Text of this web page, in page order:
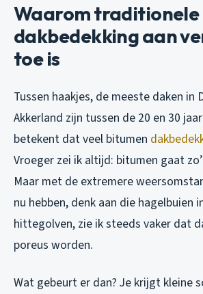
Waarom traditionele
dakbedekking aan
toe is
Tussen haakjes, de meeste daken in
Akkerland zijn tussen de 20 en 30
betekent dat veel bitumen
Vroeger zei ik altijd: bitumen gaat
Maar met de extremere
nu hebben, denk aan die hagelbuien
hittegolven, zie ik steeds vaker dat
poreus worden.
Wat gebeurt er dan? Je krijgt kleine